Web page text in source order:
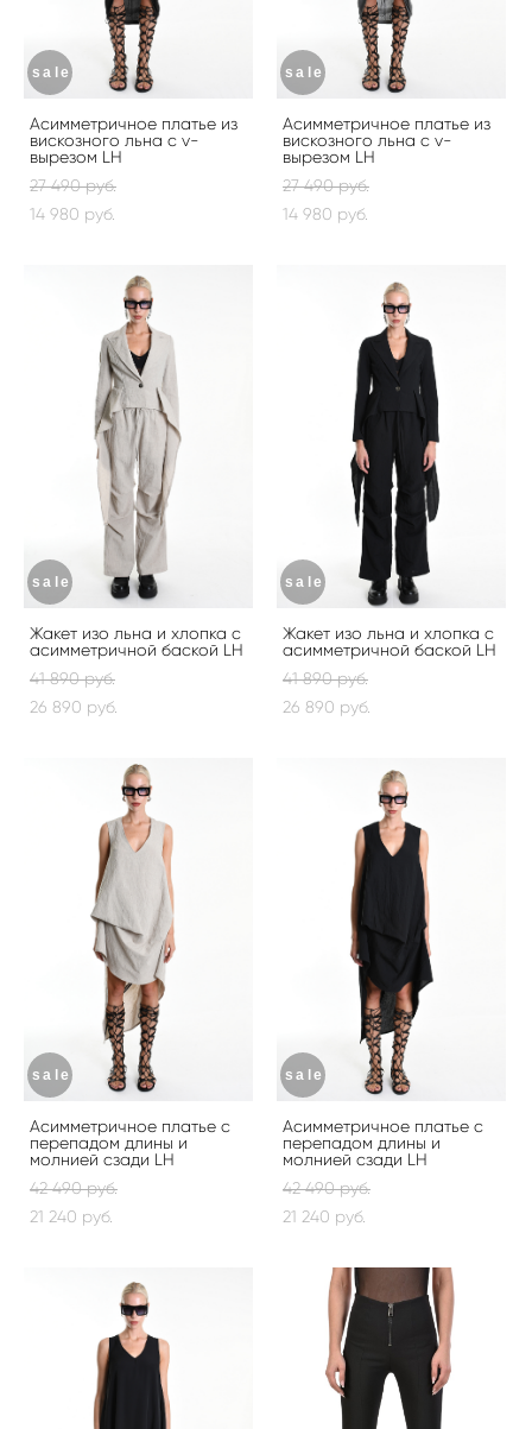
sale
Асимметричное платье из
вискозного льна с v-
вырезом LH
27 490 pуб.
14 980 pуб.
sale
Асимметричное платье из
вискозного льна с v-
вырезом LH
27 490 pуб.
14 980 pуб.
sale
Жакет изо льна и хлопка с
асимметричной баской LH
41 890 pуб.
26 890 pуб.
sale
Жакет изо льна и хлопка с
асимметричной баской LH
41 890 pуб.
26 890 pуб.
sale
Асимметричное платье с
перепадом длины и
молнией сзади LH
42 490 pуб.
21 240 pуб.
sale
Асимметричное платье с
перепадом длины и
молнией сзади LH
42 490 pуб.
21 240 pуб.